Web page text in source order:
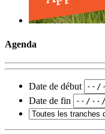
Agenda
Date de début
Date de fin